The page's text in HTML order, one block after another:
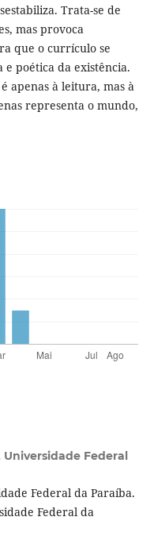
Trata-se de
mas provoca
que o currículo se
poética da existência.
apenas à leitura, mas à
representa o mundo,
Universidade Federal
Federal da Paraíba.
Federal da